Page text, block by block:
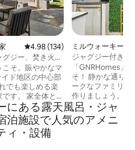
レビュー134件、5つ星中4.98つ
4.98 (134)
ジー、焚き火
そ。賑やかなマ
ド地区の中心部
でも楽しめる楽
体と裏
ました（2025年
けません ✔ 高速
✔スマートテレビ
ミルウォーキーの
ジャグジー付き
フェストハウス
「GNRHomes」
そ！ 静かな通りにある、この豪華でユニ
ークなファミリー
作りましょう。 1900年代に建てられた新
しく改装された家
代的な豪華さを兼ね
の主要なバーやレ
にある露天風呂・ジャ
泊施設で人気のアメニ
ィ・設備